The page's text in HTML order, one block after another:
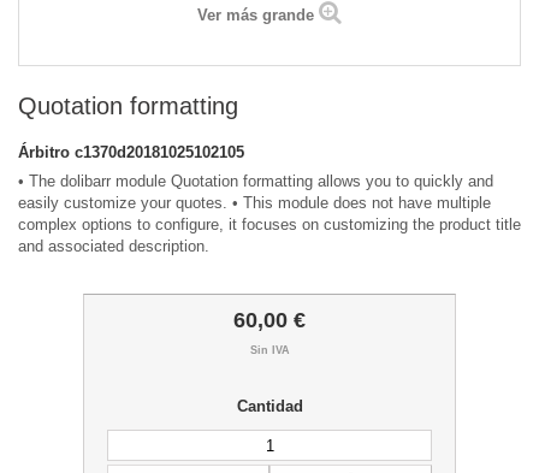
Ver más grande
Quotation formatting
Árbitro c1370d20181025102105
• The dolibarr module Quotation formatting allows you to quickly and
easily customize your quotes. • This module does not have multiple
complex options to configure, it focuses on customizing the product title
and associated description.
60,00 €
Sin IVA
Cantidad